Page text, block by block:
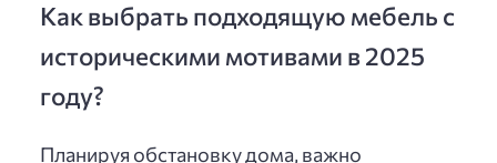
Как выбрать подходящую мебель с
историческими мотивами в 2025
году?
Планируя обстановку дома, важно